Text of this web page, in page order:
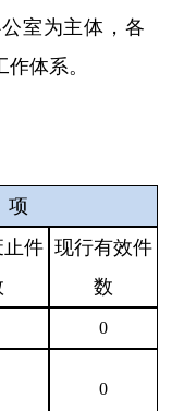
室为主体，各
体系。
项
止件 现行有效件
数
0
0